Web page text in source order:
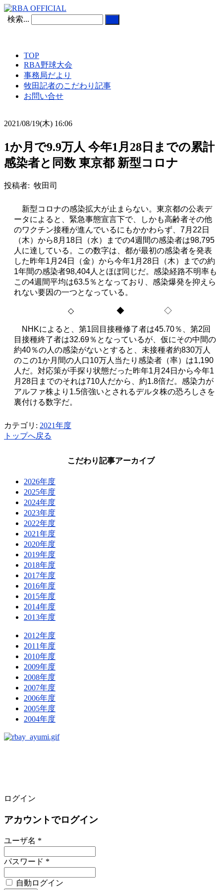
検索...
TOP
RBA野球大会
事務局だより
牧田記者のこだわり記事
お問い合せ
2021/08/19(木) 16:06
1か月で9.9万人 今年1月28日までの累計
感染者と同数 東京都 新型コロナ
投稿者: 牧田司
新型コロナの感染拡大が止まらない。東京都の公表デ
ータによると、緊急事態宣言下で、しかも高齢者その他
のワクチン接種が進んでいるにもかかわらず、 7月 22 日
（木）から8月 18日（水）までの4週間の感染者は98,795
人に達している。この数字は、都が最初の感染者を発表
した昨年1 月 24日（金）から今年1 月 28日（木）までの約
1年間の感染者98,404人とほぼ同じだ。感染経路不明率も
この4週間平均は63.5％となっており、感染爆発を抑えら
れない要因の一つとなっている。
◇ ◆ ◇
NHKによると、第1回目接種修了者は45.70％、第2回
目接種終了者は32.69％となっているが、仮にその中間の
約40％の人の感染がないとすると、未接種者約830万人
のこの1か月間の人口10万人当たり感染者（率）は1,190
人だ。対応策が手探り状態だった昨年1 月 24日から今年1
月 28日までのそれは710人だから、約1.8倍だ。感染力が
アルファ株より 1.5倍強いとされるデルタ株の恐ろしさを
裏付ける数字だ。
カテゴリ: 2021年度
トップへ戻る
こだわり記事アーカイブ
2026年度
2025年度
2024年度
2023年度
2022年度
2021年度
2020年度
2019年度
2018年度
2017年度
2016年度
2015年度
2014年度
2013年度
2012年度
2011年度
2010年度
2009年度
2008年度
2007年度
2006年度
2005年度
2004年度
ログイン
アカウントでログイン
ユーザ名 *
パスワード *
自動ログイン